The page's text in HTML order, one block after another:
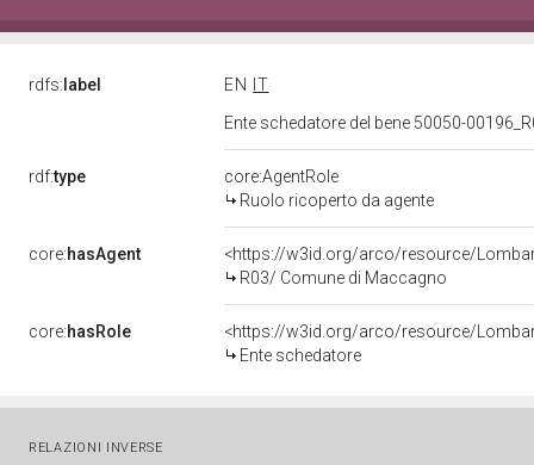
rdfs: label EN
IT
Ente schedatore del bene 50050-
rdf:type
core:AgentRole
Ruolo ricoperto da agente
core:hasAgent
<https://w3id.org/arco/resource/
R03/ Comune di Maccagno
core:hasRole
<https://w3id.org/arco/resource/
Ente schedatore
RELAZIONI INVERSE